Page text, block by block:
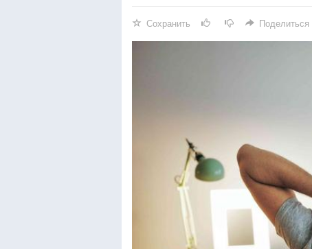
Сохранить Поделиться